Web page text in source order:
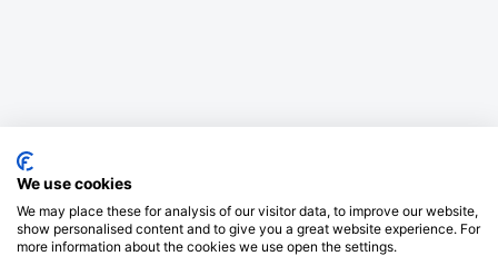
We use cookies
We may place these for analysis of our visitor data, to improve our website,
show personalised content and to give you a great website experience. For
more information about the cookies we use open the settings.